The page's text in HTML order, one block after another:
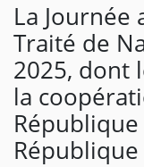
La Journée
Traité de
2025, dont
la